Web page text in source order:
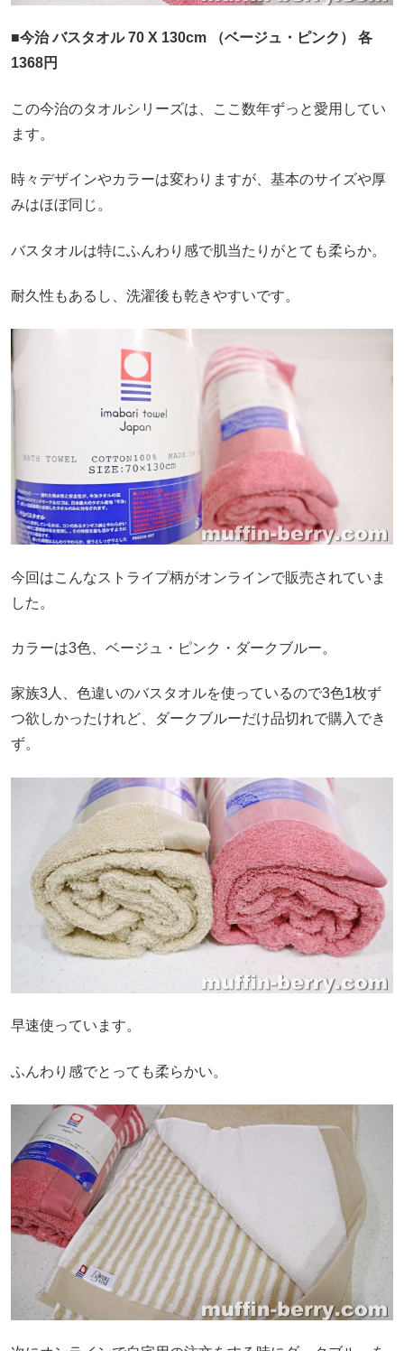
■今治 バスタオル 70 X 130cm （ベージュ・ピンク） 各
1368円
この今治のタオルシリーズは、ここ数年ずっと愛用してい
ます。
時々デザインやカラーは変わりますが、基本のサイズや厚
みはほぼ同じ。
バスタオルは特にふんわり感で肌当たりがとても柔らか。
耐久性もあるし、洗濯後も乾きやすいです。
今回はこんなストライプ柄がオンラインで販売されていま
した。
カラーは3色、ベージュ・ピンク・ダークブルー。
家族3人、色違いのバスタオルを使っているので3色1枚ず
つ欲しかったけれど、ダークブルーだけ品切れで購入でき
ず。
早速使っています。
ふんわり感でとっても柔らかい。